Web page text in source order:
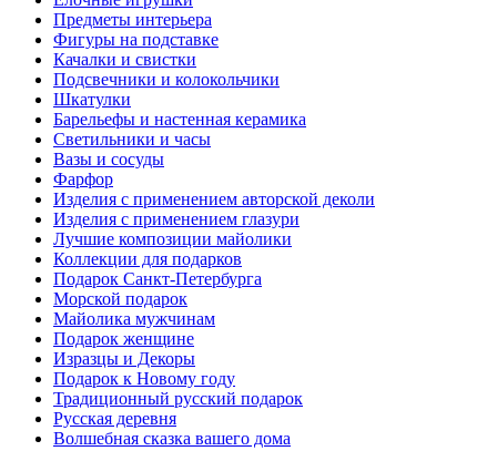
Предметы интерьера
Фигуры на подставке
Качалки и свистки
Подсвечники и колокольчики
Шкатулки
Барельефы и настенная керамика
Светильники и часы
Вазы и сосуды
Фарфор
Изделия с применением авторской деколи
Изделия с применением глазури
Лучшие композиции майолики
Коллекции для подарков
Подарок Санкт-Петербурга
Морской подарок
Майолика мужчинам
Подарок женщине
Изразцы и Декоры
Подарок к Новому году
Традиционный русский подарок
Русская деревня
Волшебная сказка вашего дома